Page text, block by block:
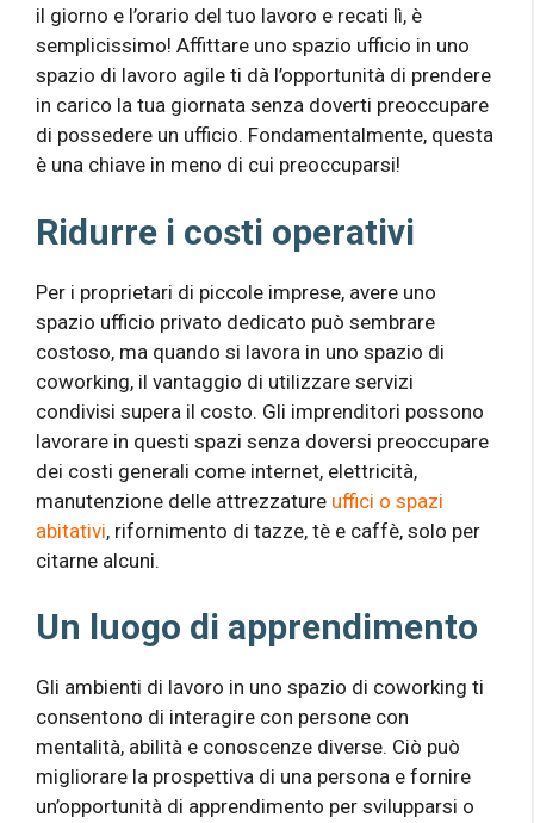
il giorno e l’orario del tuo lavoro e recati lì, è
semplicissimo! Affittare uno spazio ufficio in uno
spazio di lavoro agile ti dà l’opportunità di prendere
in carico la tua giornata senza doverti preoccupare
di possedere un ufficio. Fondamentalmente, questa
è una chiave in meno di cui preoccuparsi!
Ridurre i costi operativi
Per i proprietari di piccole imprese, avere uno
spazio ufficio privato dedicato può sembrare
costoso, ma quando si lavora in uno spazio di
coworking, il vantaggio di utilizzare servizi
condivisi supera il costo. Gli imprenditori possono
lavorare in questi spazi senza doversi preoccupare
dei costi generali come internet, elettricità,
manutenzione delle attrezzature uffici o spazi
abitativi, rifornimento di tazze, tè e caffè, solo per
citarne alcuni.
Un luogo di apprendimento
Gli ambienti di lavoro in uno spazio di coworking ti
consentono di interagire con persone con
mentalità, abilità e conoscenze diverse. Ciò può
migliorare la prospettiva di una persona e fornire
un’opportunità di apprendimento per svilupparsi o